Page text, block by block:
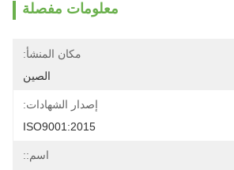
معلومات مفصلة
مكان المنشأ:
الصين
إصدار الشهادات:
ISO9001:2015
اسم::